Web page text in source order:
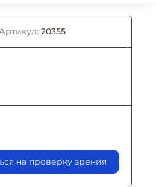
20355
на проверку зрения